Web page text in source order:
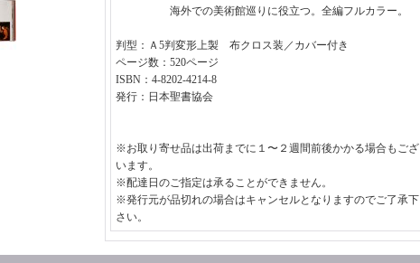
海外での美術館巡りに役立つ。全編フルカラー。
判型：Ａ5判変形上製 布クロス装／カバー付き
ページ数：520ページ
ISBN：4-8202-4214-8
発行：日本聖書協会
※お取り寄せ品は出荷までに１〜２週間前後かかる場合もござ
います。
※配達日のご指定は承ることができません。
※発行元が品切れの場合はキャンセルとなりますのでご了承下
さい。